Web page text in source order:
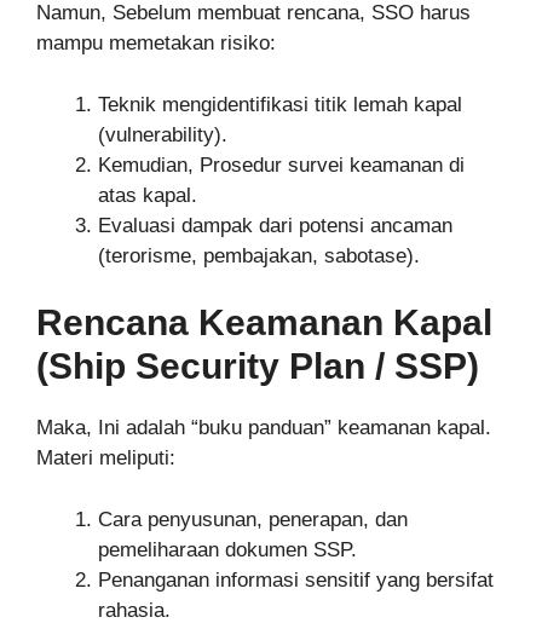
Namun, Sebelum membuat rencana, SSO harus
mampu memetakan risiko:
Teknik mengidentifikasi titik lemah kapal
(vulnerability).
Kemudian, Prosedur survei keamanan di
atas kapal.
Evaluasi dampak dari potensi ancaman
(terorisme, pembajakan, sabotase).
Rencana Keamanan Kapal
(Ship Security Plan / SSP)
Maka, Ini adalah “buku panduan” keamanan kapal.
Materi meliputi:
Cara penyusunan, penerapan, dan
pemeliharaan dokumen SSP.
Penanganan informasi sensitif yang bersifat
rahasia.